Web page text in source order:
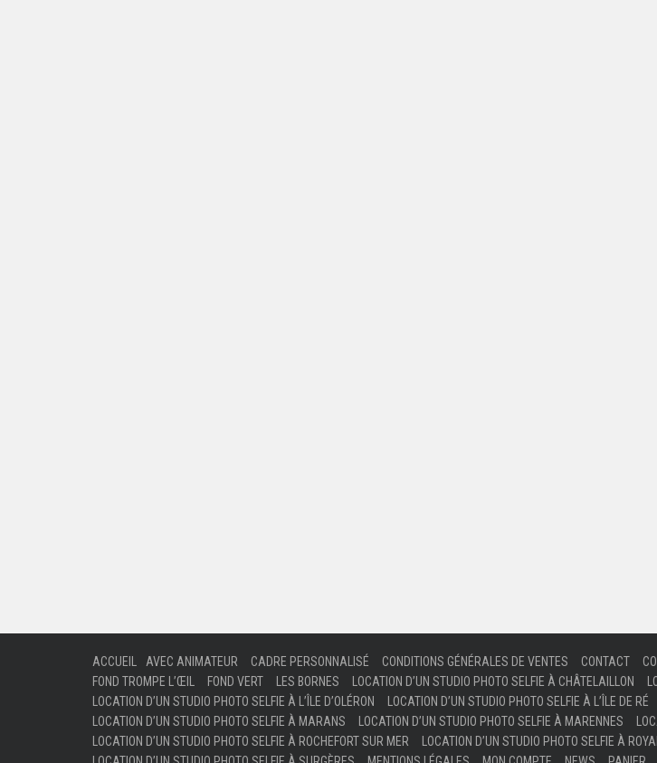
ACCUEIL AVEC ANIMATEUR CADRE PERSONNALISÉ CONDITIONS GÉNÉRALES DE VENTES CONTACT
FOND TROMPE L’ŒIL
FOND VERT LES BORNES LOCATION D’UN STUDIO PHOTO SELFIE À CHÂTELAILLON
LOCATION D’UN STUDIO PHOTO SELFIE À L’ÎLE D’OLÉRON
LOCATION D’UN STUDIO PHOTO SELFIE À L’ÎLE DE RÉ
LOCATION D’UN STUDIO PHOTO SELFIE À MARANS
LOCATION D’UN STUDIO PHOTO SELFIE À MARENNES
LOCATION D’UN STUDIO PHOTO SELFIE À ROCHEFORT SUR MER
LOCATION D’UN STUDIO PHOTO SELFIE À